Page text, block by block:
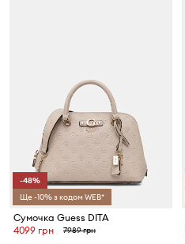
-48%
Ще -10% з кодом WEB*
Сумочка Guess DITA
4099 грн
7989 грн